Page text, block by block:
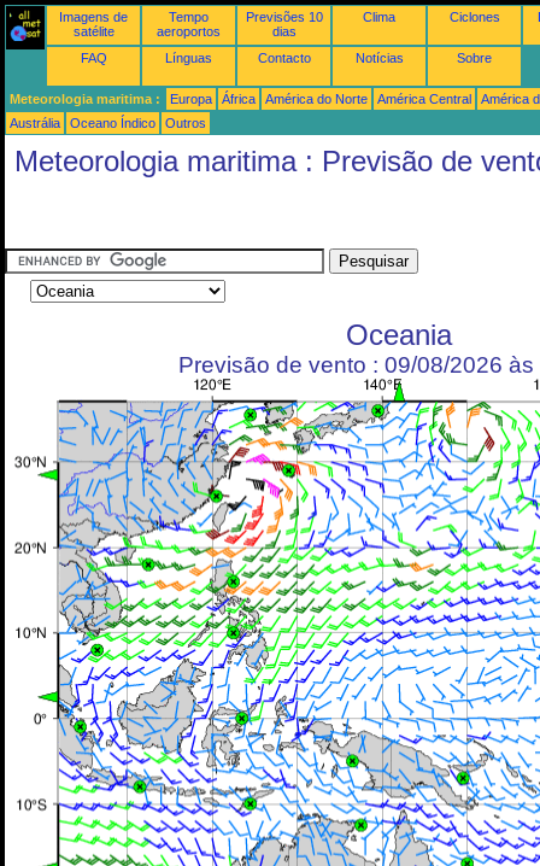
Imagens de
satélite
Tempo
aeroportos
Previsões 10
dias
Clima Ciclones
FAQ Línguas Contacto Notícias Sobre
Meteorologia maritima : Europa África América do Norte América Central
América
Austrália
Oceano Índico Outros
Meteorologia maritima : Previsão de
Oceania
Previsão de vento : 09/08/2026 às